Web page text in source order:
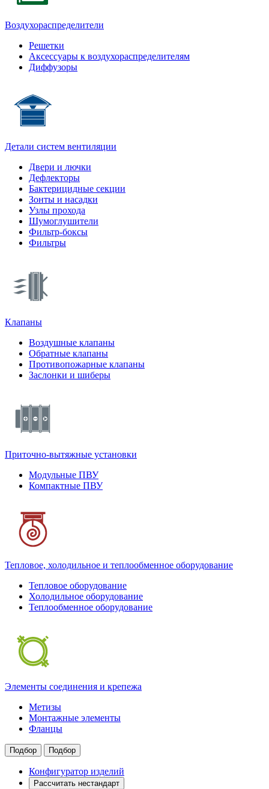
Воздухораспределители
Решетки
Аксессуары к воздухораспределителям
Диффузоры
Детали систем вентиляции
Двери и лючки
Дефлекторы
Бактерицидные секции
Зонты и насадки
Узлы прохода
Шумоглушители
Фильтр-боксы
Фильтры
Клапаны
Воздушные клапаны
Обратные клапаны
Противопожарные клапаны
Заслонки и шиберы
Приточно-вытяжные установки
Модульные ПВУ
Компактные ПВУ
Тепловое, холодильное и теплообменное оборудование
Тепловое оборудование
Холодильное оборудование
Теплообменное оборудование
Элементы соединения и крепежа
Метизы
Монтажные элементы
Фланцы
Подбор Подбор
Конфигуратор изделий
Рассчитать нестандарт